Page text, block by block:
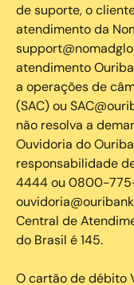
de suporte, o
atendimento da
atendimento
a operações de
(SAC) ou
não resolva a
Ouvidoria do
responsabilidade
4444 ou 0800-
Central de
do Brasil é 145.
O cartão de débito